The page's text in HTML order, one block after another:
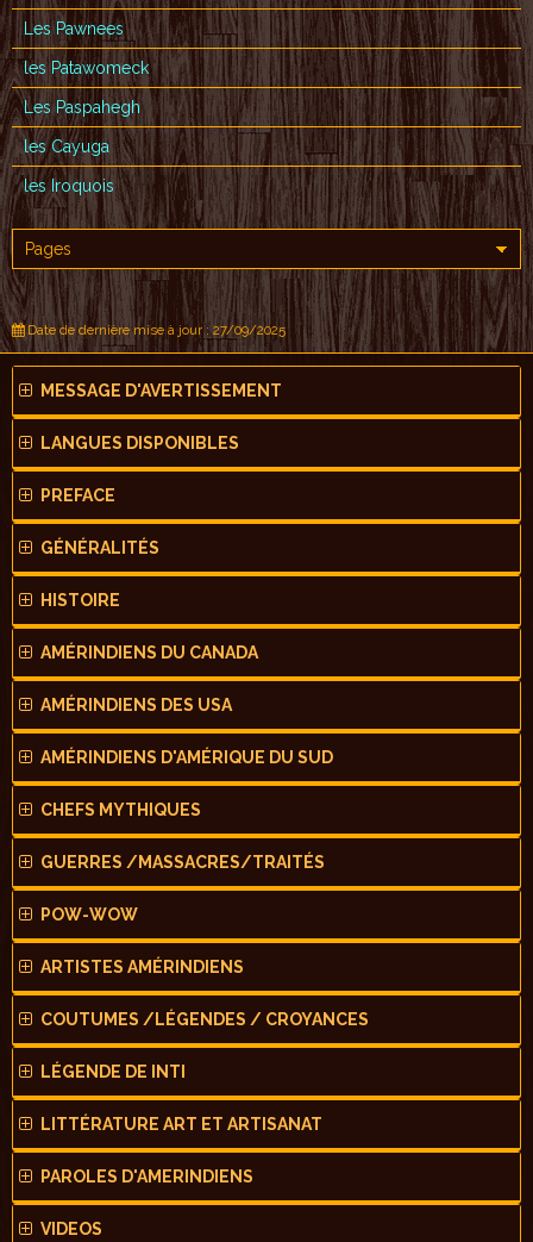
Les Pawnees
les Patawomeck
Les Paspahegh
les Cayuga
les Iroquois
Date de dernière mise à jour : 27/09/2025
MESSAGE D'AVERTISSEMENT
LANGUES DISPONIBLES
PREFACE
GÉNÉRALITÉS
HISTOIRE
AMÉRINDIENS DU CANADA
AMÉRINDIENS DES USA
AMÉRINDIENS D'AMÉRIQUE DU SUD
CHEFS MYTHIQUES
GUERRES /MASSACRES/TRAITÉS
POW-WOW
ARTISTES AMÉRINDIENS
COUTUMES /LÉGENDES / CROYANCES
LÉGENDE DE INTI
LITTÉRATURE ART ET ARTISANAT
PAROLES D'AMERINDIENS
VIDEOS